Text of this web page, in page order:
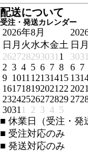
配送について
受注・発送カレンダー
2026年8月
日 月 火水木金土
262728293031 1
2 3 4 5 6 7 8
9 1011 12131415
161718192021 22
23242526272829
3031 1 2 3 4 5
日 月
3031
6 7
13
2021
27
■ 休業日（受注・発
■ 受注対応のみ
■ 発送対応のみ